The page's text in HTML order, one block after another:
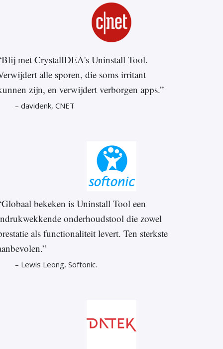
met CrystalIDEA's Uninstall Tool.
alle sporen, die soms irritant
zijn, en verwijdert verborgen apps.”
– davidenk, CNET
bekeken is Uninstall Tool een
onderhoudstool die zowel
als functionaliteit levert. Ten sterkste
– Lewis Leong, Softonic.